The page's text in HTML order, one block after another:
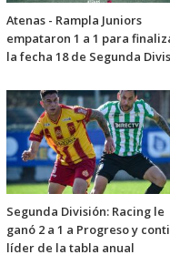
Atenas - Rampla Juniors
empataron 1 a 1 para
la fecha 18 de Segunda
Segunda División: Racing le
ganó 2 a 1 a Progreso y
líder de la tabla anual